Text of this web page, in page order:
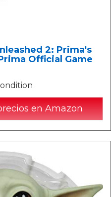
2: Prima's
Official Game
en Amazon